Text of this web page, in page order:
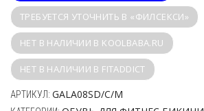
ТРЕБУЕТСЯ УТОЧНИТЬ В «ФИЛСЕКСИ»
НЕТ В НАЛИЧИИ В KOOLBABA.RU
НЕТ В НАЛИЧИИ В FITADDICT
АРТИКУЛ: GALA08SD/C/M